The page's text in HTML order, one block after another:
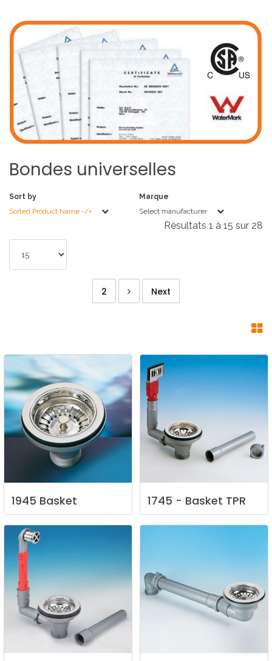
Bondes universelles
Sort by
Sorted Product Name -/+
Marque
Select manufacturer
Résultats 1 à 15 sur 28
2 Next
1945 Basket 1745 - Basket TPR